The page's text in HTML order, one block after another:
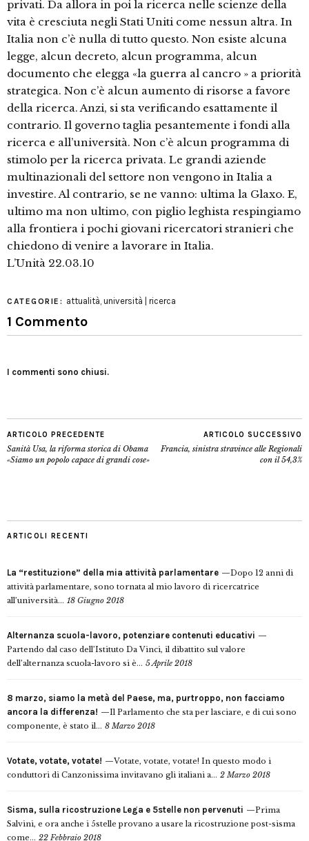
privati. Da allora in poi la ricerca nelle scienze della
vita è cresciuta negli Stati Uniti come nessun altra. In
Italia non c’è nulla di tutto questo. Non esiste alcuna
legge, alcun decreto, alcun programma, alcun
documento che elegga «la guerra al cancro » a priorità
strategica. Non c’è alcun aumento di risorse a favore
della ricerca. Anzi, si sta verificando esattamente il
contrario. Il governo taglia pesantemente i fondi alla
ricerca e all’università. Non c’è alcun programma di
stimolo per la ricerca privata. Le grandi aziende
multinazionali del settore non vengono in Italia a
investire. Al contrario, se ne vanno: ultima la Glaxo. E,
ultimo ma non ultimo, con piglio leghista respingiamo
alla frontiera i pochi giovani ricercatori stranieri che
chiedono di venire a lavorare in Italia.
L’Unità 22.03.10
CATEGORIE: attualità, università | ricerca
1 Commento
I commenti sono chiusi.
ARTICOLO PRECEDENTE
Sanità Usa, la riforma storica di Obama
«Siamo un popolo capace di grandi cose»
ARTICOLO SUCCESSIVO
Francia, sinistra stravince alle Regionali
con il 54,3%
ARTICOLI RECENTI
La “restituzione” della mia attività parlamentare
Dopo 12 anni di
attività parlamentare, sono tornata al mio lavoro di ricercatrice
all’università... 18 Giugno 2018
Alternanza scuola-lavoro, potenziare contenuti educativi
Partendo dal caso dell’Istituto Da Vinci, il dibattito sul valore
dell’alternanza scuola-lavoro si è... 5 Aprile 2018
8 marzo, siamo la metà del Paese, ma, purtroppo, non facciamo
ancora la differenza!
Il Parlamento che sta per lasciare, e di cui sono
componente, è stato il... 8 Marzo 2018
Votate, votate, votate!
Votate, votate, votate! In questo modo i
conduttori di Canzonissima invitavano gli italiani a... 2 Marzo 2018
Sisma, sulla ricostruzione Lega e 5stelle non pervenuti
Prima
Salvini, e ora anche i 5stelle provano a usare la ricostruzione post-sisma
come... 22 Febbraio 2018